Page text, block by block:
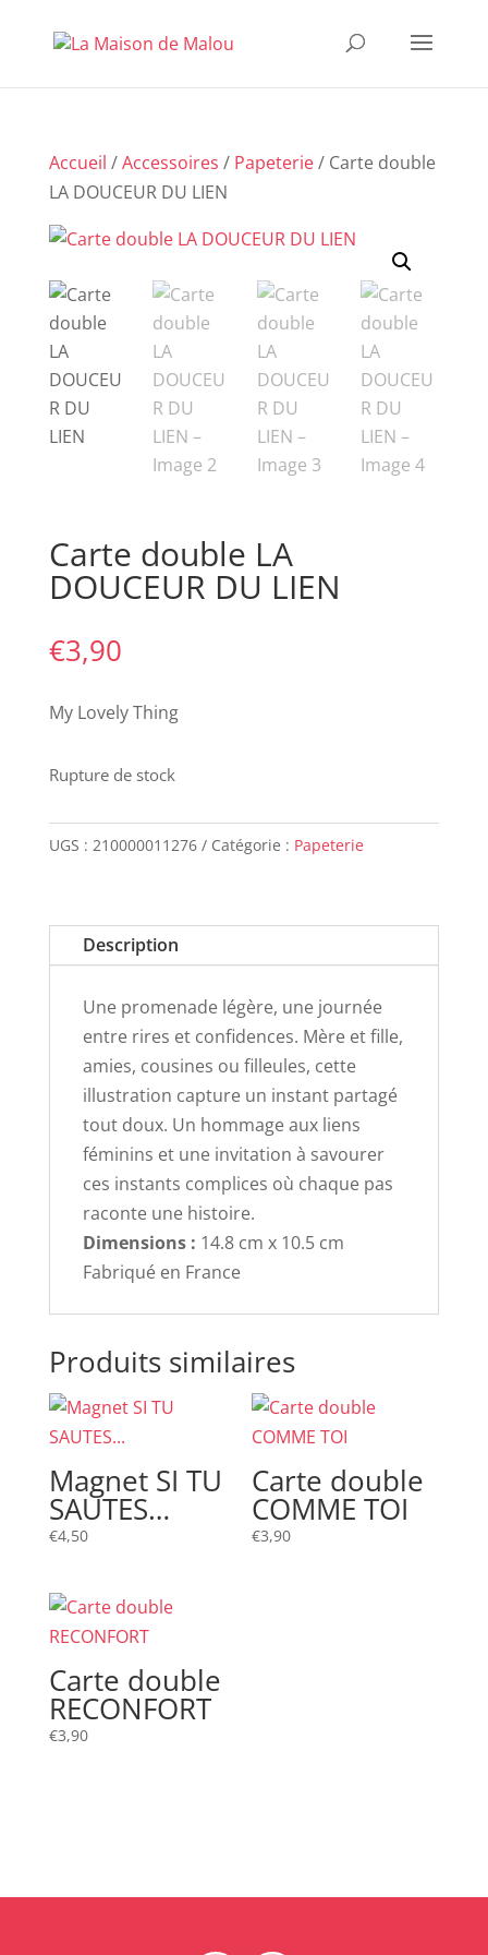
Accueil /Accessoires / Papeterie/ Carte double
LA DOUCEUR DU LIEN
Carte double LA
DOUCEUR DU LIEN
€3,90
My Lovely Thing
Rupture de stock
UGS : 210000011276 Catégorie : Papeterie
Description
Une promenade légère, une journée
entre rires et confidences. Mère et fille,
amies, cousines ou filleules, cette
illustration capture un instant partagé
tout doux. Un hommage aux liens
féminins et une invitation à savourer
ces instants complices où chaque pas
raconte une histoire.
Dimensions : 14.8 cm x 10.5 cm
Fabriqué en France
Produits similaires
Magnet SI TU
SAUTES…
€4,50
Carte double
COMME TOI
€3,90
Carte double
RECONFORT
€3,90